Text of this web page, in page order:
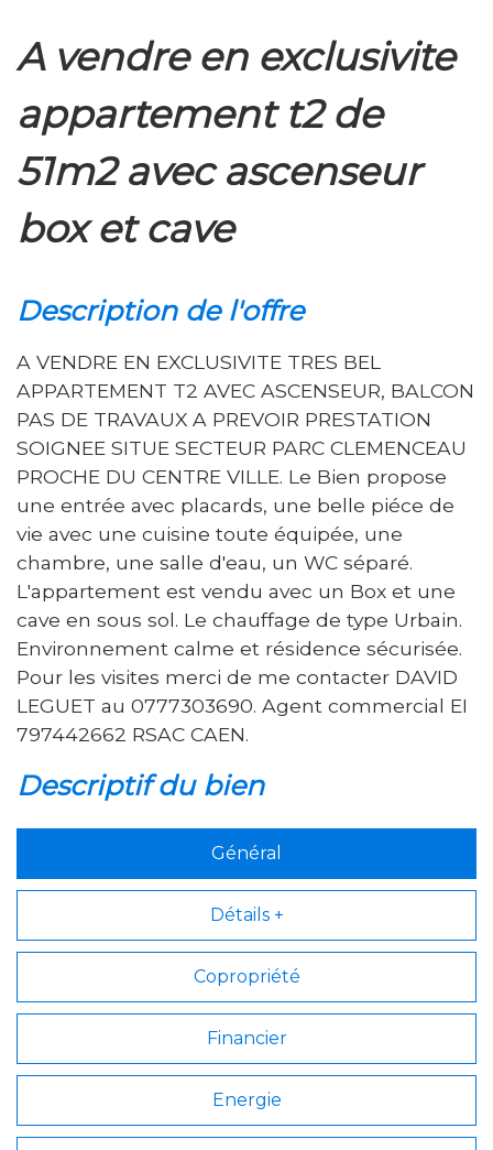
a vendre en exclusivite
appartement t2 de
51m2 avec ascenseur
box et cave
description de l'offre
A VENDRE EN EXCLUSIVITE TRES BEL
APPARTEMENT T2 AVEC ASCENSEUR, BALCON
PAS DE TRAVAUX A PREVOIR PRESTATION
SOIGNEE SITUE SECTEUR PARC CLEMENCEAU
PROCHE DU CENTRE VILLE. Le Bien propose
une entrée avec placards, une belle piéce de
vie avec une cuisine toute équipée, une
chambre, une salle d'eau, un WC séparé.
L'appartement est vendu avec un Box et une
cave en sous sol. Le chauffage de type Urbain.
Environnement calme et résidence sécurisée.
Pour les visites merci de me contacter DAVID
LEGUET au 0777303690. Agent commercial EI
797442662 RSAC CAEN.
descriptif du bien
Général
Détails +
Copropriété
Financier
Energie